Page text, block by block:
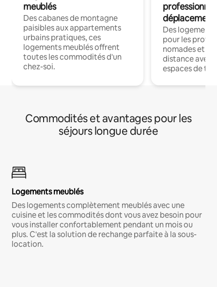
meublés
Des cabanes de montagne
paisibles aux appartements
urbains pratiques, ces
logements meublés offrent
toutes les commodités d'un
chez-soi.
déplacement
Des
pour les
nomades et
distance avec
espaces de
Commodités et avantages pour les
séjours longue durée
Logements meublés
Des logements complètement meublés avec une
cuisine et les commodités dont vous avez besoin pour
vous installer confortablement pendant un mois ou
plus. C'est la solution de rechange parfaite à la sous-
location.